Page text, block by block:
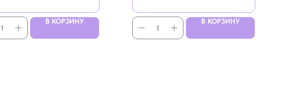
В КОРЗИНУ В КОРЗИНУ